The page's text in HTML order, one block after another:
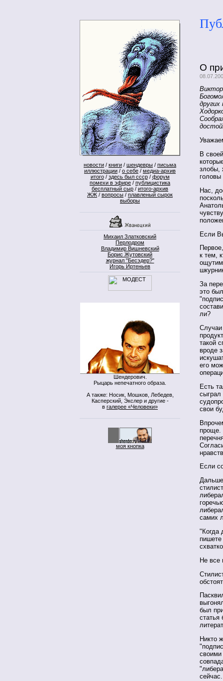
новости / книги / шендевры / письма
иллюстрации / о себе / медиа-архив
итого/ здесь был ссср/ форум
помехи в эфире / публицистика
бесплатный сыр / итого-архив
ЖЖ / вопросы / плавленый сырок
выборы
Михаил Златковский
Перлодром
Владимир Вишневский
Борис Жутовский
журнал "Бесэдер?"
Игорь Иртеньев
Шендерович.
Рыцарь непечатного образа.
А также: Носик, Мошков, Лебедев,
Касперский, Экслер и другие -
в галерее «Человеки»
моя кнопка
О
В
злобы,
Нас,
Если
к тем,
За
это
ли?
Случаи
такой
вроде
его
Есть
свои
проще.
Если
самих
"Когда
Не все
был
статья
Никто
сейчас.